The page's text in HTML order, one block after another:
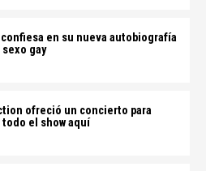
en su nueva autobiografía
gay
ofreció un concierto para
el show aquí